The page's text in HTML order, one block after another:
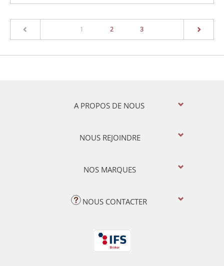
1 2 3
A PROPOS DE NOUS
NOUS REJOINDRE
NOS MARQUES
NOUS CONTACTER